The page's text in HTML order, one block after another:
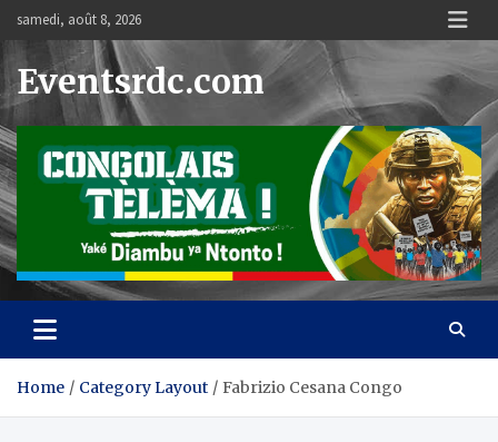
content
samedi, août 8, 2026
Eventsrdc.com
Home Category Layout Fabrizio Cesana Congo